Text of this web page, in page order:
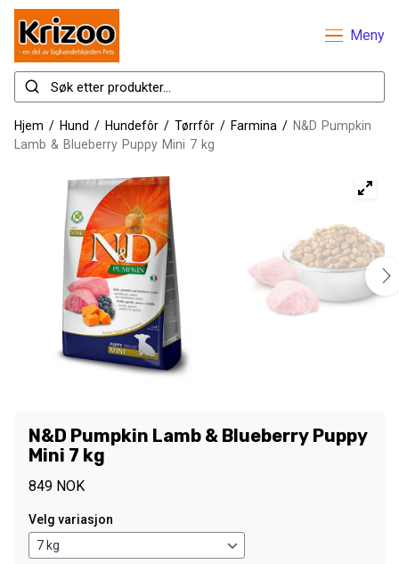
Meny
Hjem / Hund / Hundefôr / Tørrfôr / Farmina / N&D Pumpkin
Lamb & Blueberry Puppy Mini 7 kg
N&D Pumpkin Lamb & Blueberry Puppy
Mini 7 kg
849 NOK
Velg variasjon